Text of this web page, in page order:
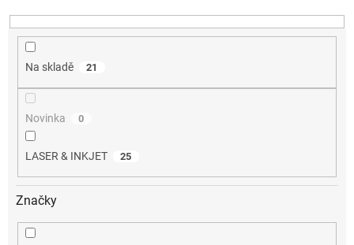
k
t
Na skladě 21
Novinka 0
LASER & INKJET 25
Značky